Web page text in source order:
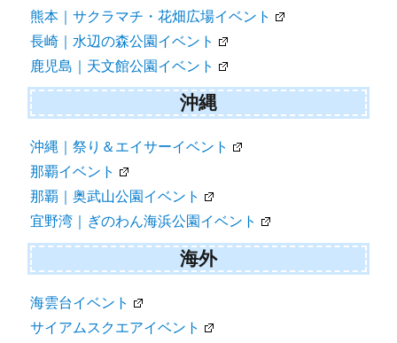
熊本｜サクラマチ・花畑広場イベント
長崎｜水辺の森公園イベント
鹿児島｜天文館公園イベント
沖縄
沖縄｜祭り＆エイサーイベント
那覇イベント
那覇｜奥武山公園イベント
宜野湾｜ぎのわん海浜公園イベント
海外
海雲台イベント
サイアムスクエアイベント